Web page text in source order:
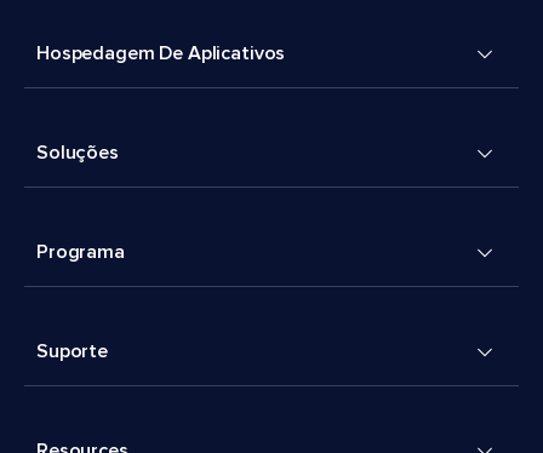
Hospedagem De Aplicativos
Soluções
Programa
Suporte